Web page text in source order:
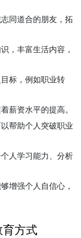
同道合的朋友，拓
，丰富生活内容，
标，例如职业转
薪资水平的提高。
帮助个人突破职业
人学习能力、分析
增强个人自信心，
方式